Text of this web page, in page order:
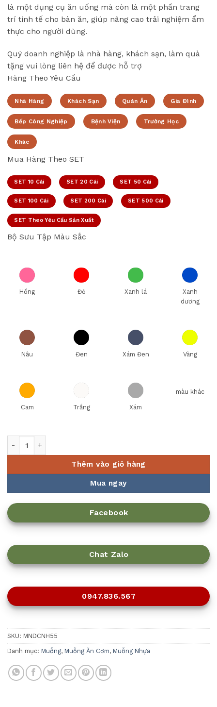
là một dụng cụ ăn uống mà còn là một phần trang
trí tinh tế cho bàn ăn, giúp nâng cao trải nghiệm ẩm
thực cho người dùng.
Quý doanh nghiệp là nhà hàng, khách sạn, làm quà
tặng vui lòng liên hệ để được hỗ trợ
Hàng Theo Yêu Cầu
Nhà Hàng Khách Sạn Quán Ăn Gia Đình
Bếp Công Nghiệp Bệnh Viện Trường Học
Khác
Mua Hàng Theo SET
SET 10 Cái SET 20 Cái SET 50 Cái
SET 100 Cái SET 200 Cái SET 500 Cái
SET Theo Yêu Cầu Sản Xuất
Bộ Sưu Tập Màu Sắc
Hồng Đỏ Xanh lá
Xanh
dương
Nâu Đen Xám Đen Vàng
Cam Trắng Xám
màu khác
Thêm vào giỏ hàng
Mua ngay
Facebook
Chat Zalo
0947.836.567
SKU: MNDCNH55
Danh mục: Muỗng, Muỗng Ăn Cơm, Muỗng Nhựa